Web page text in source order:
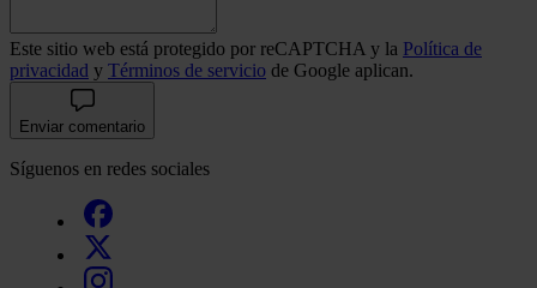
Este sitio web está protegido por reCAPTCHA y la Política de
privacidad y Términos de servicio de Google aplican.
Enviar comentario
Síguenos en redes sociales